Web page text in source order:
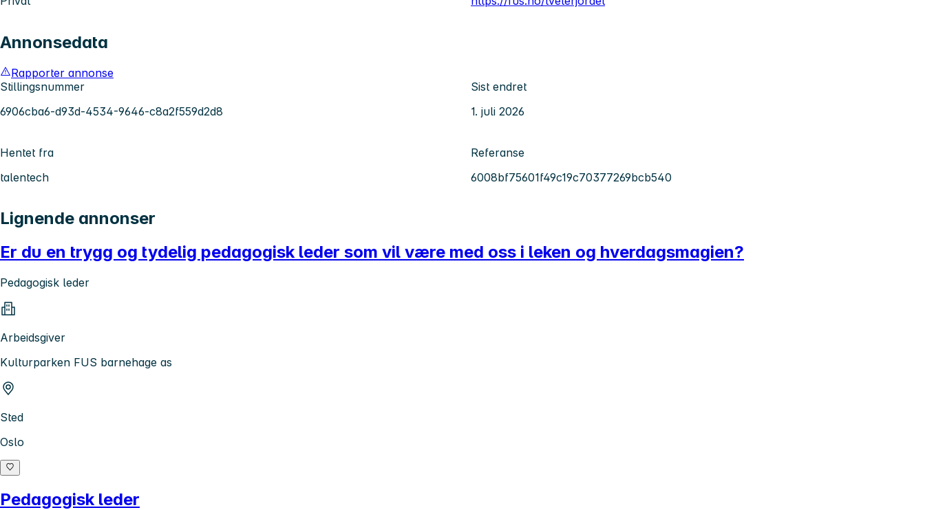
Annonsedata
Rapporter annonse
Stillingsnummer
6906cba6-d93d-4534-9646-c8a2f559d2d8
Sist endret
1. juli 2026
Hentet fra
talentech
Referanse
6008bf75601f49c19c70377269bcb540
Lignende annonser
Er du en trygg og tydelig pedagogisk leder som vil være med oss i leken og hverdagsmagien?
Pedagogisk leder
Arbeidsgiver
Kulturparken FUS barnehage as
Sted
Oslo
Pedagogisk leder